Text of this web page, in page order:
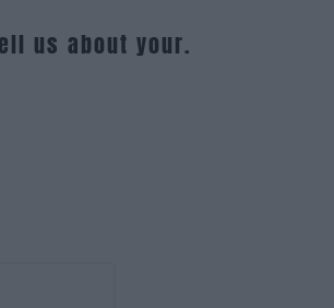
us about your.